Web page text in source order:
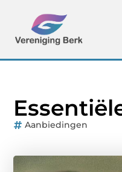
Aanbiedingen